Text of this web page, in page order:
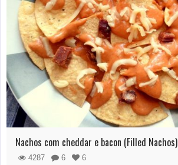
Nachos com cheddar e bacon (Filled Nachos)
4287 6
6